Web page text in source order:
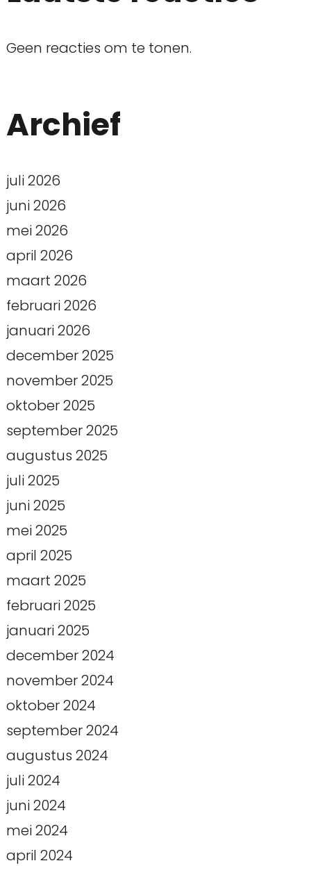
Geen reacties om te tonen.
Archief
juli 2026
juni 2026
mei 2026
april 2026
maart 2026
februari 2026
januari 2026
december 2025
november 2025
oktober 2025
september 2025
augustus 2025
juli 2025
juni 2025
mei 2025
april 2025
maart 2025
februari 2025
januari 2025
december 2024
november 2024
oktober 2024
september 2024
augustus 2024
juli 2024
juni 2024
mei 2024
april 2024